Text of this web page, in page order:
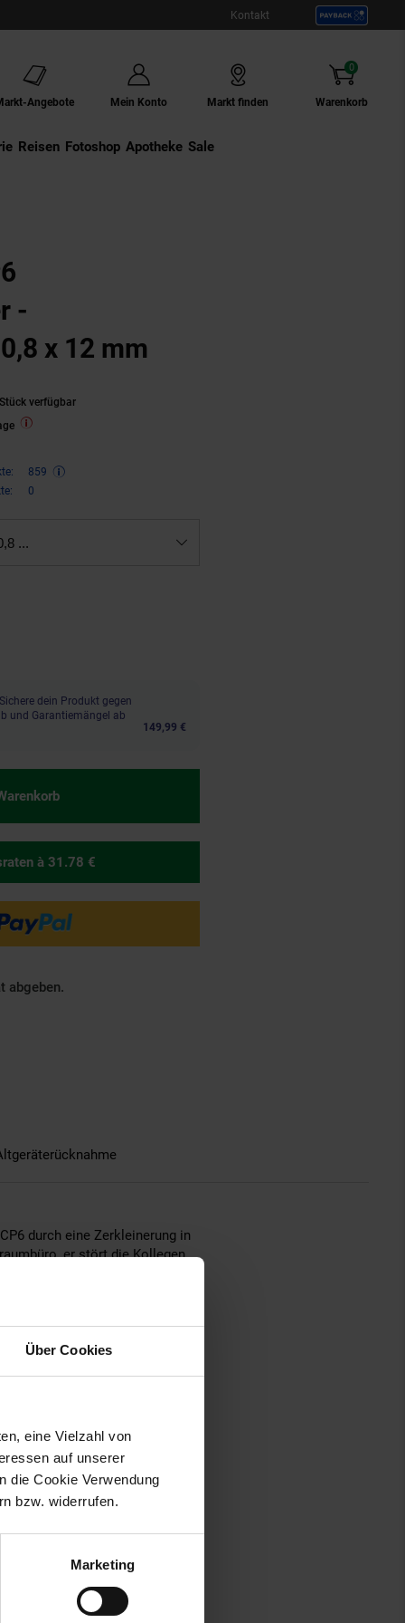
Über Cookies
eine Vielzahl von
auf unserer
die Cookie Verwendung
bzw. widerrufen.
Marketing
Kontakt
Angebote Mein Konto Markt finden Warenkorb
0
Artikel
Externer Link:
Reisen Externer Link:
Fotoshop Externer Link:
Apotheke Sale
-
x 12 mm
verfügbar
859
0
...
Sichere dein Produkt gegen
und Garantiemängel ab
149,99 €
à 31.78 €
abgeben.
durch eine Zerkleinerung in
er stört die Kollegen